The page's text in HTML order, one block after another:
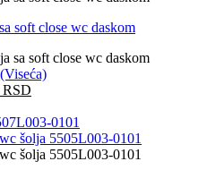
soft close wc daskom
RSD